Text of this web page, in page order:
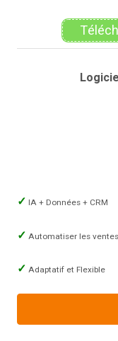
IA + Données + CRM
Automatiser les ventes
Adaptatif et Flexible